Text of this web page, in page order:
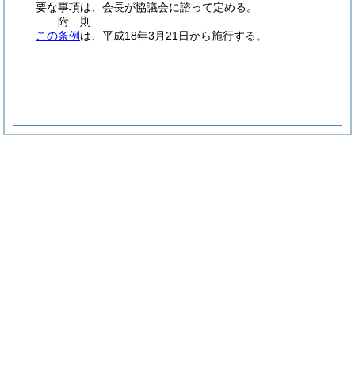
要な事項は、会長が協議会に諮って定める。
附 則
この条例 は、平成18年3月21日から施行する。